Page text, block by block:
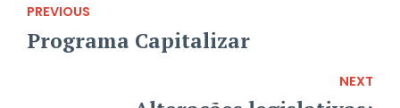
PREVIOUS
Programa Capitalizar
NEXT